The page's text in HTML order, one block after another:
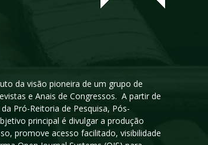
da visão pioneira de um grupo de
e Anais de Congressos. A partir de
Pró-Reitoria de Pesquisa, Pós-
principal é divulgar a produção
promove acesso facilitado, visibilidade